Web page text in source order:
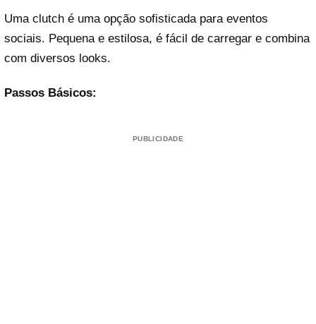
Uma clutch é uma opção sofisticada para eventos
sociais. Pequena e estilosa, é fácil de carregar e combina
com diversos looks.
Passos Básicos:
PUBLICIDADE